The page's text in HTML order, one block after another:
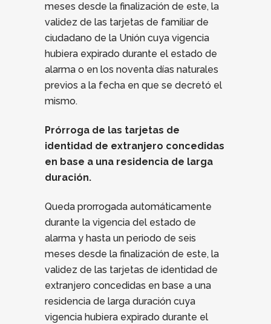
meses desde la finalización de este, la
validez de las tarjetas de familiar de
ciudadano de la Unión cuya vigencia
hubiera expirado durante el estado de
alarma o en los noventa días naturales
previos a la fecha en que se decretó el
mismo.
Prórroga de las tarjetas de
identidad de extranjero concedidas
en base a una residencia de larga
duración.
Queda prorrogada automáticamente
durante la vigencia del estado de
alarma y hasta un periodo de seis
meses desde la finalización de este, la
validez de las tarjetas de identidad de
extranjero concedidas en base a una
residencia de larga duración cuya
vigencia hubiera expirado durante el